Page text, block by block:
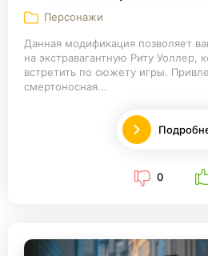
Персонажи
Данная модификация позволяет
на экстравагантную Риту Уоллер,
встретить по сюжету игры.
смертоносная...
0